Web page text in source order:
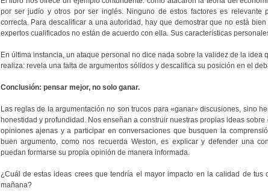
por ser judío y otros por ser inglés. Ninguno de estos factores es relevante
correcta. Para descalificar a una autoridad, hay que demostrar que no está
expertos cualificados no están de acuerdo con ella. Sus características
En última instancia, un ataque personal no dice nada sobre la validez de la idea
realiza: revela una falta de argumentos sólidos y descalifica su posición en el
Conclusión: pensar mejor, no solo ganar.
Las reglas de la argumentación no son trucos para «ganar» discusiones, sino
honestidad y profundidad. Nos enseñan a construir nuestras propias ideas
opiniones ajenas y a participar en conversaciones que busquen la
buen argumento, como nos recuerda Weston, es explicar y defender una
puedan formarse su propia opinión de manera informada.
¿Cuál de estas ideas crees que tendría el mayor impacto en la calidad de tus
mañana?